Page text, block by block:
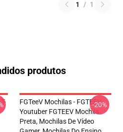
1 / 1
produtos
FGTeeV Mochilas - FGTEEV.
Youtuber FGTEEV Mochila
Preta, Mochilas De Vídeo
-20%